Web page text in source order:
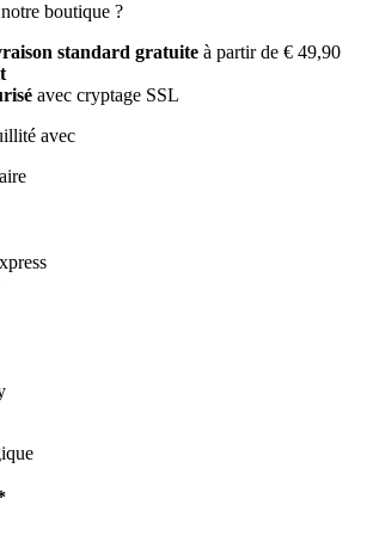
boutique ?
standard gratuite à partir de € 49,90
avec cryptage SSL
avec